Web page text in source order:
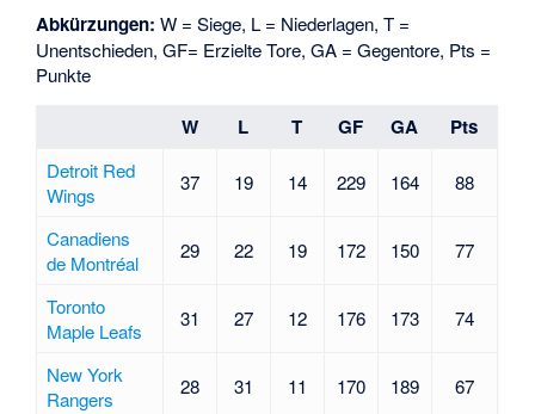
Abkürzungen: W = Siege, L = Niederlagen, T =
Unentschieden, GF= Erzielte Tore, GA = Gegentore, Pts =
Punkte
W L T GF GA Pts
Detroit Red
Wings
37 19 14 229 164 88
Canadiens
de Montréal
29 22 19 172 150 77
Toronto
Maple Leafs
31 27 12 176 173 74
New York
Rangers
28 31 11 170 189 67